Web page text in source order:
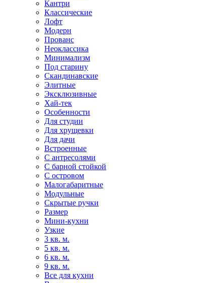
Кантри
Классические
Лофт
Модерн
Прованс
Неоклассика
Минимализм
Под старину
Скандинавские
Элитные
Эксклюзивные
Хай-тек
Особенности
Для студии
Для хрущевки
Для дачи
Встроенные
С антресолями
С барной стойкой
С островом
Малогабаритные
Модульные
Скрытые ручки
Размер
Мини-кухни
Узкие
3 кв. м.
5 кв. м.
6 кв. м.
9 кв. м.
Все для кухни